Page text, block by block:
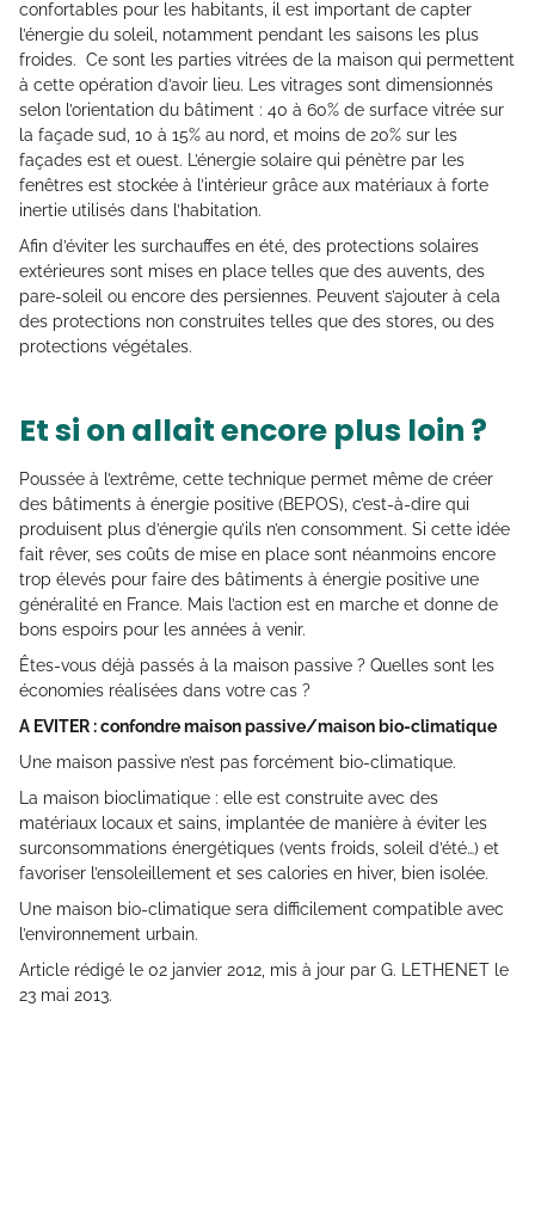
confortables pour les habitants, il est important de capter
l’énergie du soleil, notamment pendant les saisons les plus
froides. Ce sont les parties vitrées de la maison qui permettent
à cette opération d’avoir lieu. Les vitrages sont dimensionnés
selon l’orientation du bâtiment : 40 à 60% de surface vitrée sur
la façade sud, 10 à 15% au nord, et moins de 20% sur les
façades est et ouest. L’énergie solaire qui pénètre par les
fenêtres est stockée à l’intérieur grâce aux matériaux à forte
inertie utilisés dans l’habitation.
Afin d’éviter les surchauffes en été, des protections solaires
extérieures sont mises en place telles que des auvents, des
pare-soleil ou encore des persiennes. Peuvent s’ajouter à cela
des protections non construites telles que des stores, ou des
protections végétales.
Et si on allait encore plus loin ?
Poussée à l’extrême, cette technique permet même de créer
des bâtiments à énergie positive (BEPOS), c’est-à-dire qui
produisent plus d’énergie qu’ils n’en consomment. Si cette idée
fait rêver, ses coûts de mise en place sont néanmoins encore
trop élevés pour faire des bâtiments à énergie positive une
généralité en France. Mais l’action est en marche et donne de
bons espoirs pour les années à venir.
Êtes-vous déjà passés à la maison passive ? Quelles sont les
économies réalisées dans votre cas ?
A EVITER : confondre maison passive/maison bio-climatique
Une maison passive n’est pas forcément bio-climatique.
La maison bioclimatique : elle est construite avec des
matériaux locaux et sains, implantée de manière à éviter les
surconsommations énergétiques (vents froids, soleil d’été…) et
favoriser l’ensoleillement et ses calories en hiver, bien isolée.
Une maison bio-climatique sera difficilement compatible avec
l’environnement urbain.
Article rédigé le 02 janvier 2012, mis à jour par G. LETHENET le
23 mai 2013.